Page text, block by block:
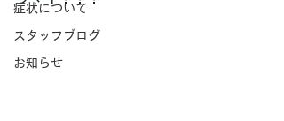
症状について
スタッフブログ
お知らせ